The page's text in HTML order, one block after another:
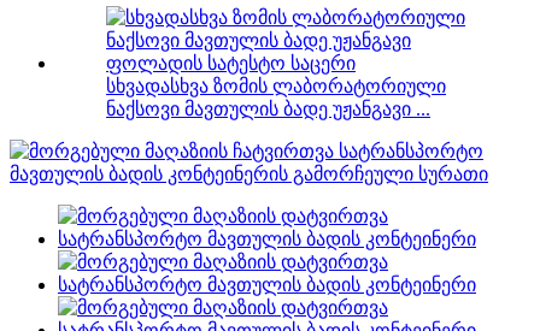
სხვადასხვა ზომის ლაბორატორიული
ნაქსოვი მავთულის ბადე უჟანგავი ...